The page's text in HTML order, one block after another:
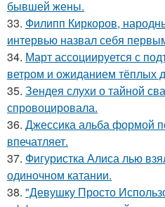
бывшей жены.
33. Филипп Киркоров,
интервью назвал себя
34. Март ассоциируется с
ветром и ожиданием тёплых
35. Зендея слухи о тайной
спровоцировала.
36. Джессика альба формой
впечатляет.
37. Фигуристка Алиса лью
одиночном катании.
38. "Девушку Просто